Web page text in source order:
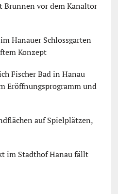
Brunnen vor dem Kanaltor
Hanauer Schlossgarten
Konzept
Fischer Bad in Hanau
Eröffnungsprogramm und
auf Spielplätzen,
im Stadthof Hanau fällt